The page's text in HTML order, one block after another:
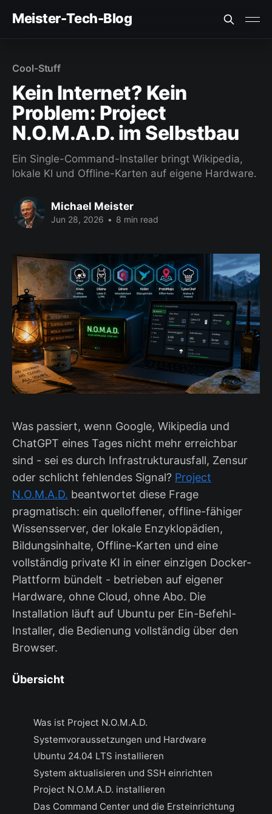
Meister-Tech-Blog
Fehler beim Laden (Ist der API Key korrekt?)
Cool-Stuff
Kein Internet? Kein
Problem: Project
N.O.M.A.D. im Selbstbau
Ein Single-Command-Installer bringt Wikipedia,
lokale KI und Offline-Karten auf eigene Hardware.
Michael Meister
Jun 28, 2026 • 8 min read
Was passiert, wenn Google, Wikipedia und
ChatGPT eines Tages nicht mehr erreichbar
sind - sei es durch Infrastrukturausfall, Zensur
oder schlicht fehlendes Signal? Project
N.O.M.A.D. beantwortet diese Frage
pragmatisch: ein quelloffener, offline-fähiger
Wissensserver, der lokale Enzyklopädien,
Bildungsinhalte, Offline-Karten und eine
vollständig private KI in einer einzigen Docker-
Plattform bündelt - betrieben auf eigener
Hardware, ohne Cloud, ohne Abo. Die
Installation läuft auf Ubuntu per Ein-Befehl-
Installer, die Bedienung vollständig über den
Browser.
Übersicht
Was ist Project N.O.M.A.D.
Systemvoraussetzungen und Hardware
Ubuntu 24.04 LTS installieren
System aktualisieren und SSH einrichten
Project N.O.M.A.D. installieren
Das Command Center und die Ersteinrichtung